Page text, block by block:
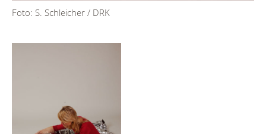
Foto: S. Schleicher / DRK